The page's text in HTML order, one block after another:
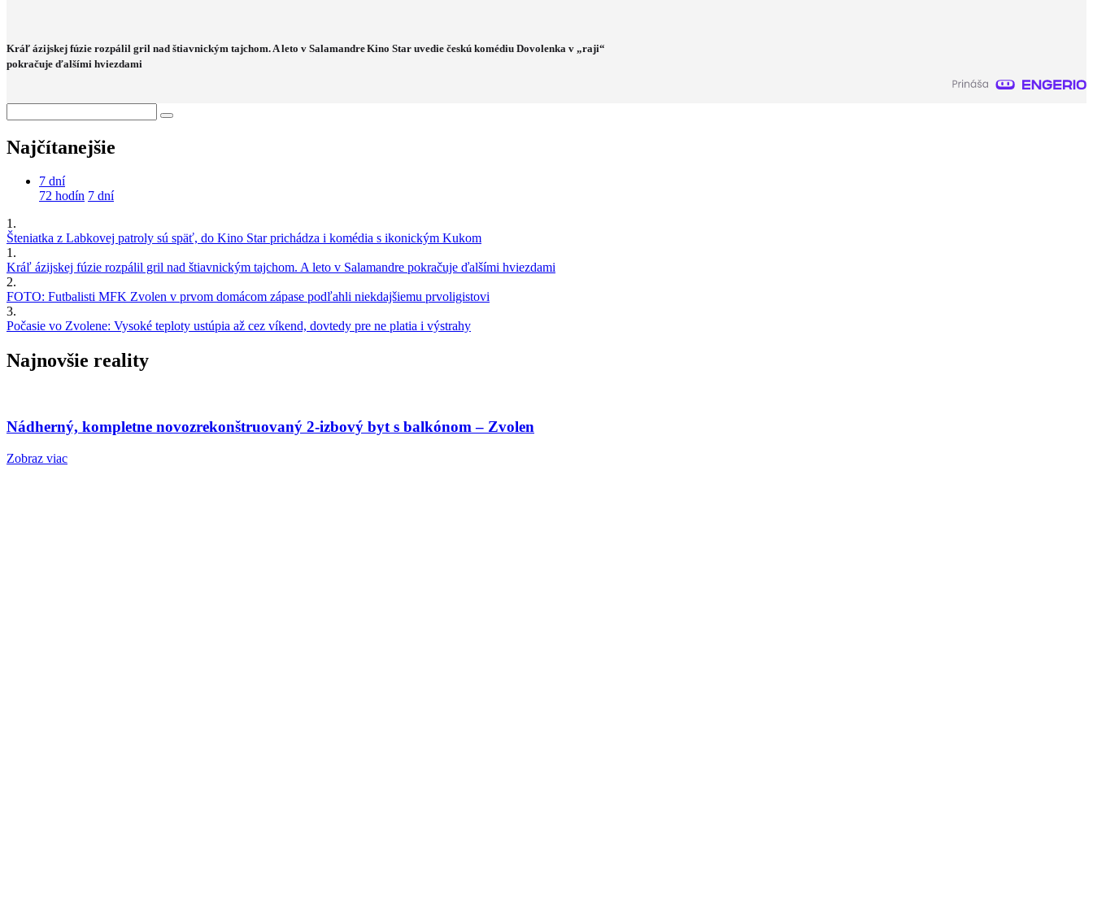
Kráľ ázijskej fúzie rozpálil gril nad štiavnickým tajchom. A leto v Salamandre
pokračuje ďalšími hviezdami
Kino Star uvedie českú komédiu Dovolenka v „raji“
Najčítanejšie
7 dní
72 hodín 7 dní
1.
Šteniatka z Labkovej patroly sú späť, do Kino Star prichádza i komédia s ikonickým Kukom
1.
Kráľ ázijskej fúzie rozpálil gril nad štiavnickým tajchom. A leto v Salamandre pokračuje ďalšími hviezdami
2.
FOTO: Futbalisti MFK Zvolen v prvom domácom zápase podľahli niekdajšiemu prvoligistovi
3.
Počasie vo Zvolene: Vysoké teploty ustúpia až cez víkend, dovtedy pre ne platia i výstrahy
Najnovšie reality
Nádherný, kompletne novozrekonštruovaný 2-izbový byt s balkónom – Zvolen
Zobraz viac